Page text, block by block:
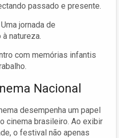
passado e presente.
Uma jornada de
natureza.
com memórias infantis
Nacional
desempenha um papel
cinema brasileiro. Ao exibir
o festival não apenas